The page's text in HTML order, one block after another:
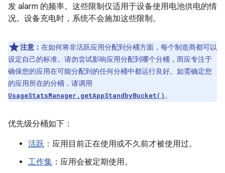
发 alarm 的频率。这些限制仅适用于设备使用电池供电的情
况。设备充电时，系统不会施加这些限制。
注意： 在如何将非活跃应用分配到分桶方面，每个制造商都可以
设定自己的标准。请勿尝试影响应用分配到哪个分桶，而应专注于
确保您的应用在可能分配到的任何分桶中都运行良好。如需确定您
的应用所在的分桶，请调用
UsageStatsManager.getAppStandbyBucket()。
优先级分桶如下：
活跃 ：应用目前正在使用或不久前才被使用过。
工作集 ：应用会被定期使用。